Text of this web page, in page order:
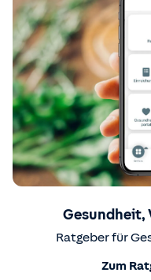
Gesundheit,
Ratgeber für
Zum